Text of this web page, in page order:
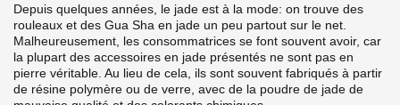
Depuis quelques années, le jade est à la mode: on trouve des
rouleaux et des Gua Sha en jade un peu partout sur le net.
Malheureusement, les consommatrices se font souvent avoir, car
la plupart des accessoires en jade présentés ne sont pas en
pierre véritable. Au lieu de cela, ils sont souvent fabriqués à partir
de résine polymère ou de verre, avec de la poudre de jade de